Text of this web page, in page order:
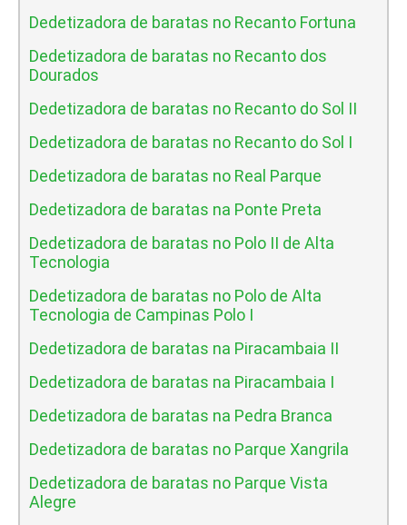
Dedetizadora de baratas no Recanto Fortuna
Dedetizadora de baratas no Recanto dos
Dourados
Dedetizadora de baratas no Recanto do Sol II
Dedetizadora de baratas no Recanto do Sol I
Dedetizadora de baratas no Real Parque
Dedetizadora de baratas na Ponte Preta
Dedetizadora de baratas no Polo II de Alta
Tecnologia
Dedetizadora de baratas no Polo de Alta
Tecnologia de Campinas Polo I
Dedetizadora de baratas na Piracambaia II
Dedetizadora de baratas na Piracambaia I
Dedetizadora de baratas na Pedra Branca
Dedetizadora de baratas no Parque Xangrila
Dedetizadora de baratas no Parque Vista
Alegre